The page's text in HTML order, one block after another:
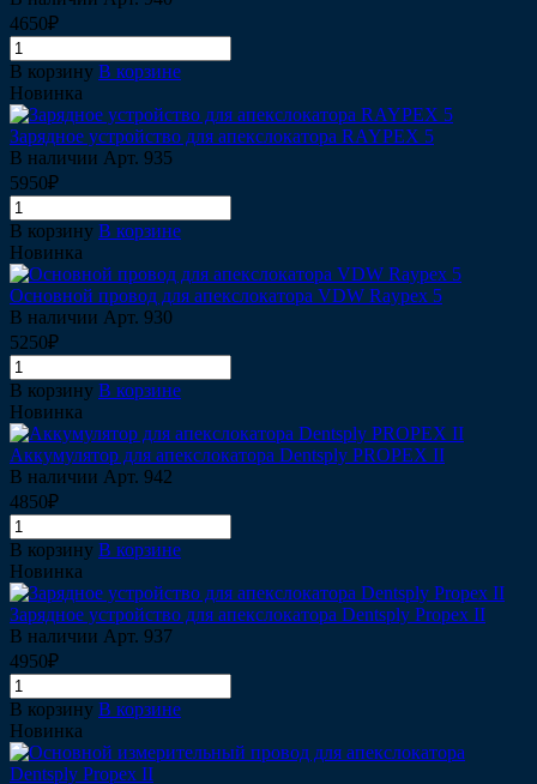
4650₽
В корзину В корзине
Новинка
Зарядное устройство для апекслокатора RAYPEX 5
В наличии Арт. 935
5950₽
В корзину В корзине
Новинка
Основной провод для апекслокатора VDW Raypex 5
В наличии Арт. 930
5250₽
В корзину В корзине
Новинка
Аккумулятор для апекслокатора Dentsply PROPEX II
В наличии Арт. 942
4850₽
В корзину В корзине
Новинка
Зарядное устройство для апекслокатора Dentsply Propex II
В наличии Арт. 937
4950₽
В корзину В корзине
Новинка